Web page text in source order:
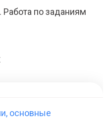
по заданиям
основные